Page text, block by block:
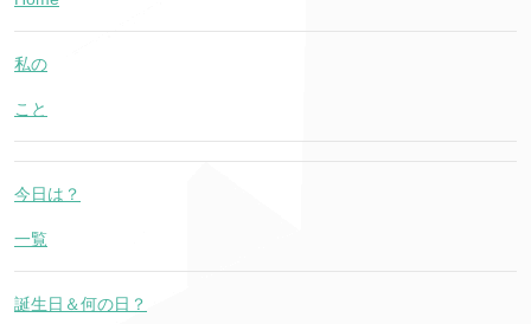
私の
こと
今日は？
一覧
誕生日＆何の日？